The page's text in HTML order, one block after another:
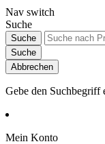
Nav switch
Suche
Suche
Suche
Abbrechen
Gebe den Suchbegriff
Mein Konto